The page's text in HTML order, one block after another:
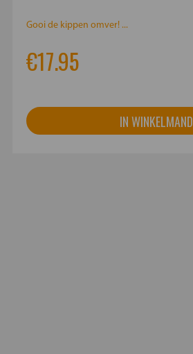
Gooi de kippen omver! ...
€17.95
IN WINKELMAND